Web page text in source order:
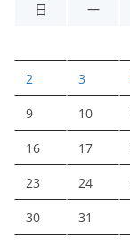
日
一
2 3
9 10
16 17
23 24
30 31